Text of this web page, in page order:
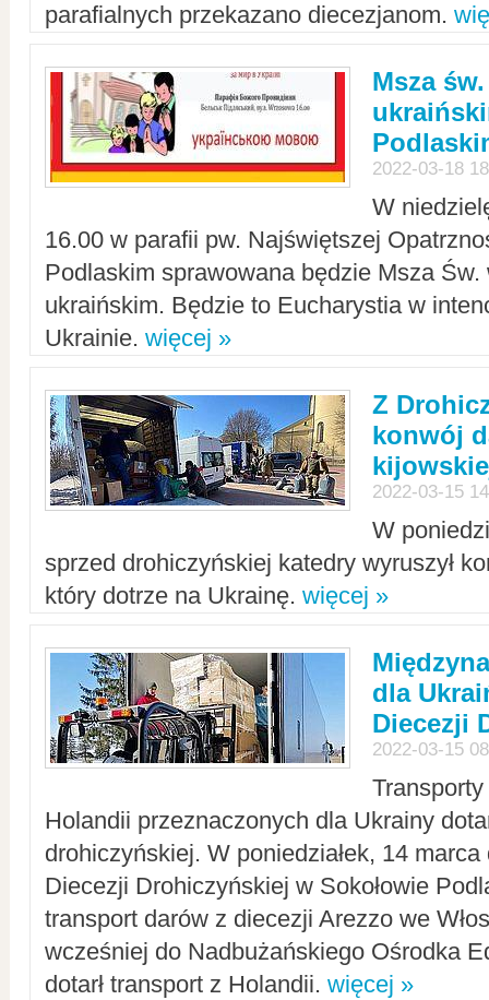
parafialnych przekazano diecezjanom.
Msza
2022-03-18
W
16.00 w parafii pw. Najświętszej
Podlaskim sprawowana będzie Msza Św.
ukraińskim. Będzie to Eucharystia w
Ukrainie. więcej »
Z
konwój
2022-03-15
W
sprzed drohiczyńskiej katedry wyruszył
który dotrze na Ukrainę. więcej »
dla
Diecezji
2022-03-15
Holandii przeznaczonych dla Ukrainy
drohiczyńskiej. W poniedziałek, 14
Diecezji Drohiczyńskiej w Sokołowie
transport darów z diecezji Arezzo we
wcześniej do Nadbużańskiego Ośrodka
dotarł transport z Holandii. więcej »